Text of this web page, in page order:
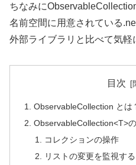
ちなみに
名前空間に用意されている
外部ライブラリと比べて気軽
目次
ObservableCollection とは
ObservableCollection<T>
コレクションの操作
リストの変更を監視す